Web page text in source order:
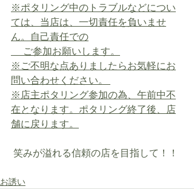
※ポタリング中のトラブルなどについ
ては、当店は、一切責任を負いませ
ん。自己責任での
ご参加お願いします。
※ご不明な点ありましたらお気軽にお
問い合わせください。
※店主ポタリング参加の為、午前中不
在となります。ポタリング終了後、店
舗に戻ります。
お誘い